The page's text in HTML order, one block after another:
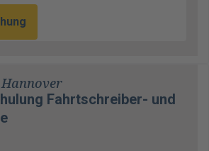
Fahrtschreiber- und